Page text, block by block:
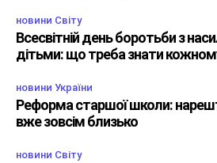
новини Світу
Всесвітній день боротьби з
дітьми: що треба знати
новини України
Реформа старшої школи:
вже зовсім близько
новини Світу